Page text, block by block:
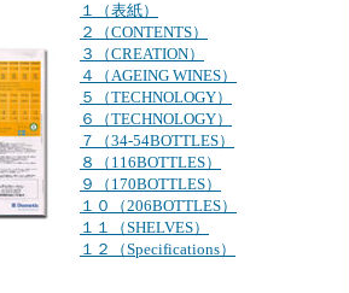
１（表紙）
２（CONTENTS）
３（CREATION）
４（AGEING WINES）
５（TECHNOLOGY）
６（TECHNOLOGY）
７（34-54BOTTLES）
８（116BOTTLES）
９（170BOTTLES）
１０（206BOTTLES）
１１（SHELVES）
１２（Specifications）